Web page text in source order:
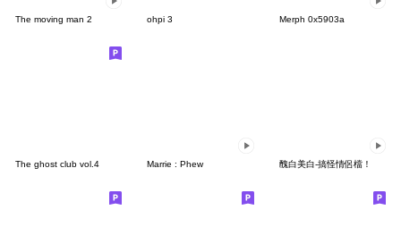
The moving man 2 ohpi 3 Merph 0x5903a
The ghost club vol.4 Marrie : Phew 醜白美白-搞怪情侶檔！